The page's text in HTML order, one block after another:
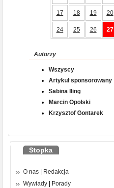
17 18 19 20
24 25 26 27
Autorzy
Wszyscy
Artykuł sponsorowany
Sabina Iling
Marcin Opolski
Krzysztof Gontarek
Stopka
O nas
Redakcja
Wywiady
Porady